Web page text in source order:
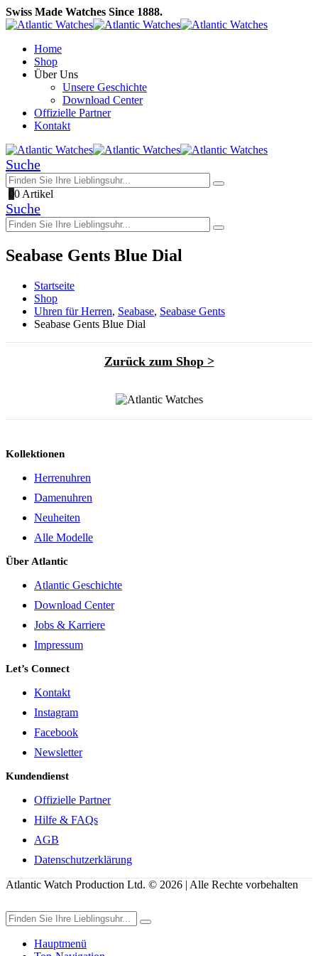
Swiss Made Watches Since 1888.
Home
Shop
Über Uns
Unsere Geschichte
Download Center
Offizielle Partner
Kontakt
Suche
00 Artikel
Suche
Seabase Gents Blue Dial
Startseite
Shop
Uhren für Herren, Seabase, Seabase Gents
Seabase Gents Blue Dial
Zurück zum Shop >
Kollektionen
Herrenuhren
Damenuhren
Neuheiten
Alle Modelle
Über Atlantic
Atlantic Geschichte
Download Center
Jobs & Karriere
Impressum
Let’s Connect
Kontakt
Instagram
Facebook
Newsletter
Kundendienst
Offizielle Partner
Hilfe & FAQs
AGB
Datenschutzerklärung
Atlantic Watch Production Ltd. © 2026 | Alle Rechte vorbehalten
Hauptmenü